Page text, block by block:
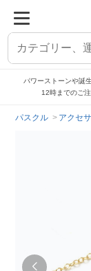
パワーストーンや誕
12時までのご
パスクル アクセ